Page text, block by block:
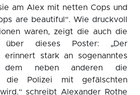
am Alex mit netten Cops und
are beautiful“. Wie druckvoll
waren, zeigt die auch die
über dieses Poster: „Der
erinnert stark an sogenanntes
dem neben anderen die
die Polizei mit gefälschten
schreibt Alexander Rothe